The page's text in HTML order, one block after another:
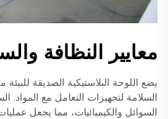
معايير النظافة
يضع اللوحة البلاستيكية الصديقة
السلامة لتجهيزات التعامل مع
السوائل والكيميائيات، مما يجعل